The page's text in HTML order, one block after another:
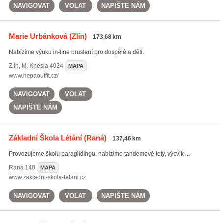
NAVIGOVAT VOLAT NAPIŠTE NÁM
Marie Urbánková(Zlín) 173,68 km
Nabízíme výuku in-line bruslení pro dospělé a děti.
Zlín, M. Knesla 4024 MAPA
www.hepaoutfit.cz/
NAVIGOVAT
VOLAT
NAPIŠTE NÁM
Základní Škola Létání(Raná) 137,46 km
Provozujeme školu paraglidingu, nabízíme tandemové lety, výcvik ...
Raná140 MAPA
www.zakladni-skola-letani.cz
NAVIGOVAT VOLAT NAPIŠTE NÁM